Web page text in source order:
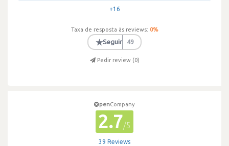
+16
Taxa de resposta às reviews: 0%
★Seguir 49
Pedir review (0)
penCompany
2.7/5
39 Reviews